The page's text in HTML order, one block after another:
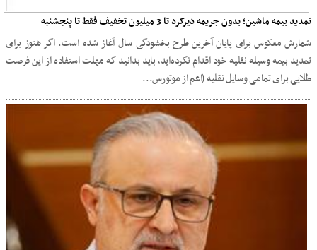
تمدید بیمه ماشین؛ بدون جریمه دیرکرد تا 3 میلیون تخفیف فقط تا پنجشنبه
شمارش معکوس برای پایان آخرین طرح بخشودگی سال آغاز شده است. اگر هنوز برای
تمدید بیمه وسیله نقلیه خود اقدام نکرده‌اید، باید بدانید که مهلت استفاده از این فرصت
طلایی برای تمامی وسایل نقلیه (اعم از موتورس...